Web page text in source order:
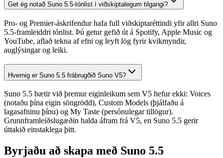
Get ég notað Suno 5.5-tónlist í viðskiptalegum tilgangi?
Pro- og Premier-áskrifendur hafa full viðskiptaréttindi yfir allri Suno
5.5-framleiddri tónlist. Þú getur gefið út á Spotify, Apple Music og
YouTube, aflað tekna af efni og leyft lög fyrir kvikmyndir,
auglýsingar og leiki.
Hvernig er Suno 5.5 frábrugðið Suno V5?
Suno 5.5 bætir við þremur eiginleikum sem V5 hefur ekki: Voices
(notaðu þína eigin söngrödd), Custom Models (þjálfaðu á
lagasafninu þínu) og My Taste (persónulegar tillögur).
Grunnframleiðslugæðin halda áfram frá V5, en Suno 5.5 gerir
úttakið einstaklega þitt.
Byrjaðu að skapa með Suno 5.5